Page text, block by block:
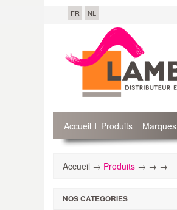
FR NL
Accueil Produits Marques
Accueil → Produits → → →
NOS CATEGORIES